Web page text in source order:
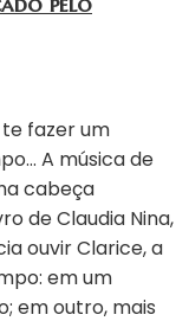
fazer um
A música de
cabeça
de Claudia Nina,
ouvir Clarice, a
em um
em outro, mais